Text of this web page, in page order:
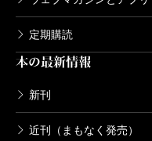
定期購読
本の最新情報
新刊
近刊（まもなく発売）